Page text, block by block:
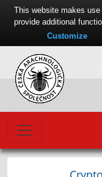
This website makes
provide additional
Customize